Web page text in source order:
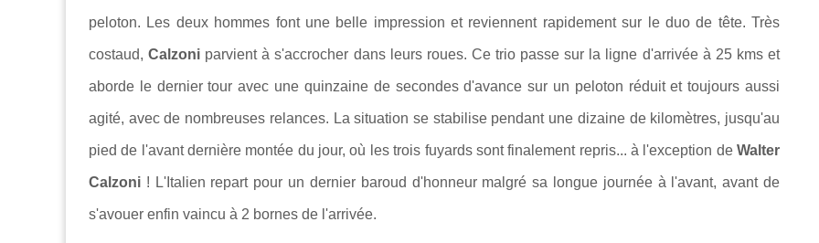
peloton. Les deux hommes font une belle impression et reviennent rapidement sur le duo de tête. Très
costaud,Calzoni parvient à s'accrocher dans leurs roues. Ce trio passe sur la ligne d'arrivée à 25 kms et
aborde le dernier tour avec une quinzaine de secondes d'avance sur un peloton réduit et toujours aussi
agité, avec de nombreuses relances. La situation se stabilise pendant une dizaine de kilomètres, jusqu'au
pied de l'avant dernière montée du jour, où les trois fuyards sont finalement repris... à l'exception de Walter
Calzoni ! L'Italien repart pour un dernier baroud d'honneur malgré sa longue journée à l'avant, avant de
s'avouer enfin vaincu à 2 bornes de l'arrivée.